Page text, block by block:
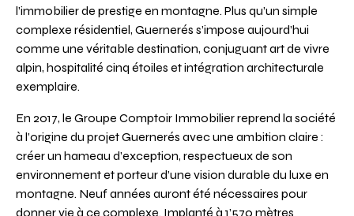
l’immobilier de prestige en montagne. Plus qu’un simple
complexe résidentiel, Guernerés s’impose aujourd’hui
comme une véritable destination, conjuguant art de vivre
alpin, hospitalité cinq étoiles et intégration architecturale
exemplaire.
En 2017, le Groupe Comptoir Immobilier reprend la société
à l’origine du projet Guernerés avec une ambition claire :
créer un hameau d’exception, respectueux de son
environnement et porteur d’une vision durable du luxe en
montagne. Neuf années auront été nécessaires pour
donner vie à ce complexe. Implanté à 1’570 mètres